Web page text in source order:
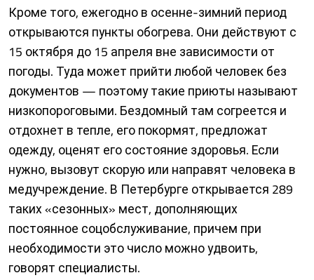
Кроме того, ежегодно в осенне-зимний период
открываются пункты обогрева. Они действуют с
15 октября до 15 апреля вне зависимости от
погоды. Туда может прийти любой человек без
документов — поэтому такие приюты называют
низкопороговыми. Бездомный там согреется и
отдохнет в теп­ле, его покормят, предложат
одежду, оценят его состояние здоровья. Если
нужно, вызовут скорую или направят человека в
медучреждение. В Петербурге открывается 289
таких «сезонных» мест, дополняющих
постоянное соцобслуживание, причем при
необходимости это число можно удвоить,
говорят специалисты.